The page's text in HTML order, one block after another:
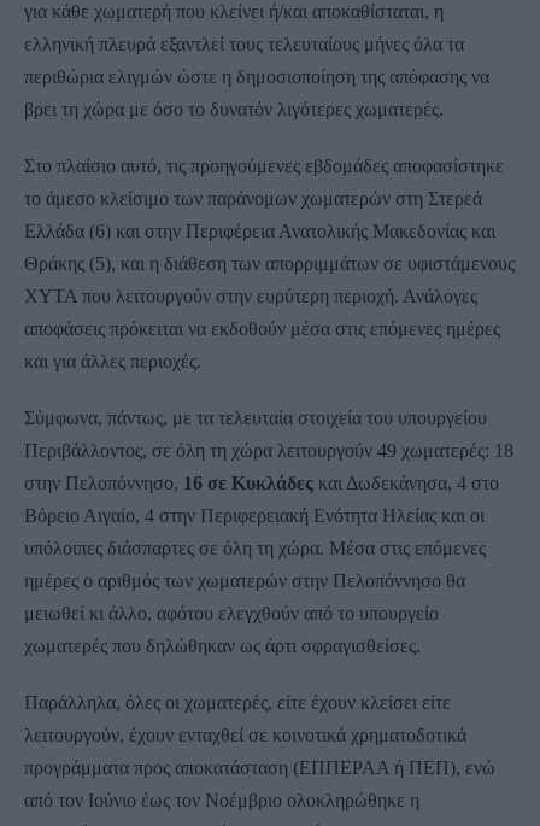
για κάθε χωματερή που κλείνει ή/και αποκαθίσταται, η
ελληνική πλευρά εξαντλεί τους τελευταίους μήνες όλα τα
περιθώρια ελιγμών ώστε η δημοσιοποίηση της απόφασης να
βρει τη χώρα με όσο το δυνατόν λιγότερες χωματερές.
Στο πλαίσιο αυτό, τις προηγούμενες εβδομάδες αποφασίστηκε
το άμεσο κλείσιμο των παράνομων χωματερών στη Στερεά
Ελλάδα (6) και στην Περιφέρεια Ανατολικής Μακεδονίας και
Θράκης (5), και η διάθεση των απορριμμάτων σε υφιστάμενους
ΧΥΤΑ που λειτουργούν στην ευρύτερη περιοχή. Ανάλογες
αποφάσεις πρόκειται να εκδοθούν μέσα στις επόμενες ημέρες
και για άλλες περιοχές.
Σύμφωνα, πάντως, με τα τελευταία στοιχεία του υπουργείου
Περιβάλλοντος, σε όλη τη χώρα λειτουργούν 49 χωματερές: 18
στην Πελοπόννησο, 16 σε Κυκλάδες και Δωδεκάνησα, 4 στο
Βόρειο Αιγαίο, 4 στην Περιφερειακή Ενότητα Ηλείας και οι
υπόλοιπες διάσπαρτες σε όλη τη χώρα. Μέσα στις επόμενες
ημέρες ο αριθμός των χωματερών στην Πελοπόννησο θα
μειωθεί κι άλλο, αφότου ελεγχθούν από το υπουργείο
χωματερές που δηλώθηκαν ως άρτι σφραγισθείσες.
Παράλληλα, όλες οι χωματερές, είτε έχουν κλείσει είτε
λειτουργούν, έχουν ενταχθεί σε κοινοτικά χρηματοδοτικά
προγράμματα προς αποκατάσταση (ΕΠΠΕΡΑΑ ή ΠΕΠ), ενώ
από τον Ιούνιο έως τον Νοέμβριο ολοκληρώθηκε η